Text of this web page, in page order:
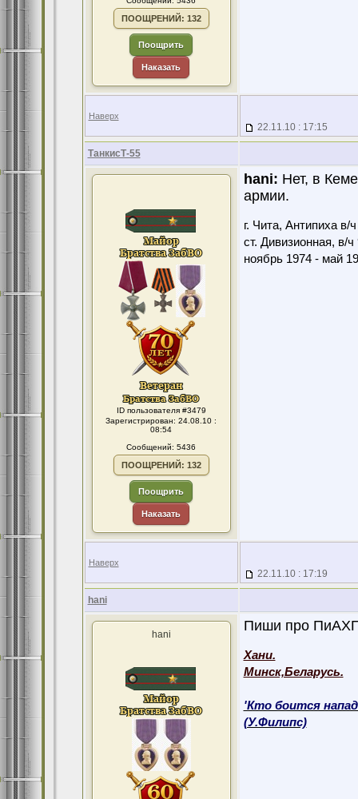
ПООЩРЕНИЙ: 132
Поощрить
Наказать
Наверх
22.11.10 : 17:15
ТанкисТ-55
ID пользователя #3479
Зарегистрирован: 24.08.10 :
08:54
Сообщений: 5436
ПООЩРЕНИЙ: 132
Поощрить
Наказать
hani: Нет, в
армии.
г. Чита, Антипиха в/
ст. Дивизионная, в/ч
ноябрь 1974 - май
Наверх
22.11.10 : 17:19
hani
hani
Пиши про
Хани.
Минск,Беларусь.
'Кто боится
(У.Филипс)